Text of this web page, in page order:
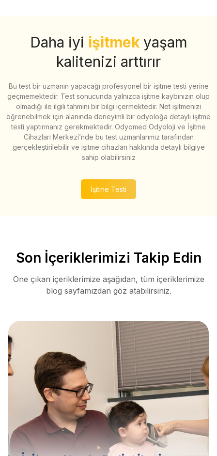
Daha iyi işitmek yaşam
kalitenizi arttırır
Bu test bir uzmanın yapacağı profesyonel bir işitme testi yerine
geçmemektedir. Test sonucunda yalnızca işitme kaybınızın olup
olmadığı ile ilgili tahmini bir bilgi içermektedir. Net işitmenizi
öğrenebilmek için alanında deneyimli bir odyoloğa detaylı işitme
testi yaptırmanız gerekmektedir. Odyomed Odyoloji ve İşitme
Cihazları Merkezi’nde bu test uzmanlarımız tarafından
gerçekleştirilebilir ve işitme cihazları hakkında detaylı bilgiye
sahip olabilirsiniz
İşitme Testi
Son İçeriklerimizi Takip Edin
Öne çıkan içeriklerimize aşağıdan, tüm içeriklerimize
blog sayfamızdan göz atabilirsiniz.